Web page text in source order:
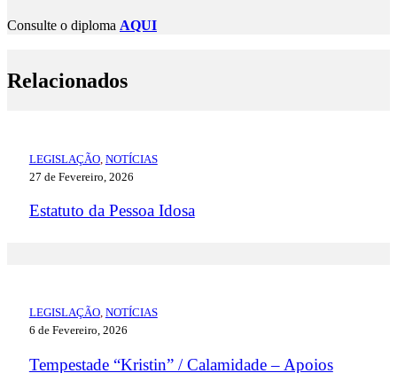
Consulte o diploma AQUI
Relacionados
LEGISLAÇÃO, NOTÍCIAS
27 de Fevereiro, 2026
Estatuto da Pessoa Idosa
LEGISLAÇÃO, NOTÍCIAS
6 de Fevereiro, 2026
Tempestade “Kristin” / Calamidade – Apoios